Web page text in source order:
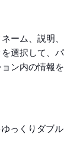
ーム、説明、
選択して、パ
ン内の情報を
っくりダブル